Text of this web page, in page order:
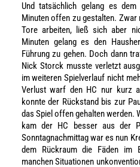
Und tatsächlich gelang es
Minuten offen zu gestalten.
Tore arbeiten, ließ sich aber
Minuten gelang es den
Führung zu gehen. Doch dann
Nick Storck musste verletzt
im weiteren Spielverlauf nicht
Verlust warf den HC nur kurz
konnte der Rückstand bis zur
das Spiel offen gehalten werden.
kam der HC besser aus der
Sonntagnachmittag war es nun
dem Rückraum die Fäden im
manchen Situationen